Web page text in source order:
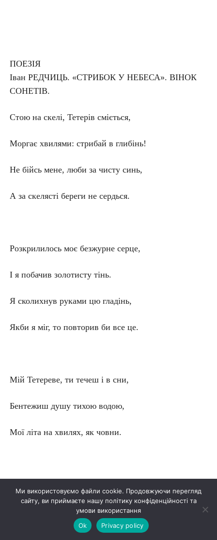
ПОЕЗІЯ
Іван РЕДЧИЦЬ. «СТРИБОК У НЕБЕСА». ВІНОК
СОНЕТІВ.
Стою на скелі, Тетерів сміється,
Моргає хвилями: стрибай в глибінь!
Не бійсь мене, люби за чисту синь,
А за скелясті береги не сердься.
Розкрилилось моє безжурне серце,
І я побачив золотисту тінь.
Я сколихнув руками цю гладінь,
Якби я міг, то повторив би все це.
Мій Тетереве, ти течеш і в сни,
Бентежиш душу тихою водою,
Мої літа на хвилях, як човни.
З тих пір, як став зорею голубою,
Ми використовуємо файли cookie. Продовжуючи перегляд
сайту, ви приймаєте нашу політику конфіденційності та
умови використання
Ok
Privacy policy